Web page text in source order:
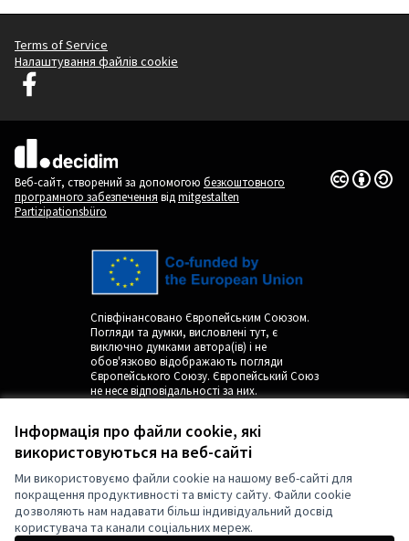
Інформація про файли cookie, які
використовуються на веб-сайті
Ми використовуємо файли cookie на нашому веб-сайті для
покращення продуктивності та вмісту сайту. Файли cookie
дозволяють нам надавати більш індивідуальний досвід
користувача та канали соціальних мереж.
Terms of Service
Налаштування файлів cookie
Decidim Ljubljana у Facebook
(Зовнішнє посилання)
Веб-сайт, створений за допомогою безкоштовного
програмного забезпечення відmitgestalten
Partizipationsbüro
Ліцензія
(Зовнішнє
Співфінансовано Європейським Союзом.
Погляди та думки, висловлені тут, є
виключно думками автора(ів) і не
обов'язково відображають погляди
Європейського Союзу. Європейський Союз
не несе відповідальності за них.